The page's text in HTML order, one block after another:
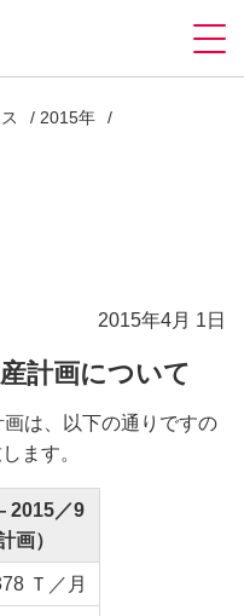
2015年
2015年4月 1日
計画について
は、以下の通りですの
ます。
2015／9
画）
Ｔ／月